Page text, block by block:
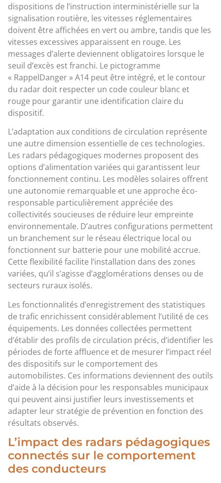
dispositions de l’instruction interministérielle sur la
signalisation routière, les vitesses réglementaires
doivent être affichées en vert ou ambre, tandis que les
vitesses excessives apparaissent en rouge. Les
messages d’alerte deviennent obligatoires lorsque le
seuil d’excès est franchi. Le pictogramme
« RappelDanger » A14 peut être intégré, et le contour
du radar doit respecter un code couleur blanc et
rouge pour garantir une identification claire du
dispositif.
L’adaptation aux conditions de circulation représente
une autre dimension essentielle de ces technologies.
Les radars pédagogiques modernes proposent des
options d’alimentation variées qui garantissent leur
fonctionnement continu. Les modèles solaires offrent
une autonomie remarquable et une approche éco-
responsable particulièrement appréciée des
collectivités soucieuses de réduire leur empreinte
environnementale. D’autres configurations permettent
un branchement sur le réseau électrique local ou
fonctionnent sur batterie pour une mobilité accrue.
Cette flexibilité facilite l’installation dans des zones
variées, qu’il s’agisse d’agglomérations denses ou de
secteurs ruraux isolés.
Les fonctionnalités d’enregistrement des statistiques
de trafic enrichissent considérablement l’utilité de ces
équipements. Les données collectées permettent
d’établir des profils de circulation précis, d’identifier les
périodes de forte affluence et de mesurer l’impact réel
des dispositifs sur le comportement des
automobilistes. Ces informations deviennent des outils
d’aide à la décision pour les responsables municipaux
qui peuvent ainsi justifier leurs investissements et
adapter leur stratégie de prévention en fonction des
résultats observés.
L’impact des radars pédagogiques
connectés sur le comportement
des conducteurs